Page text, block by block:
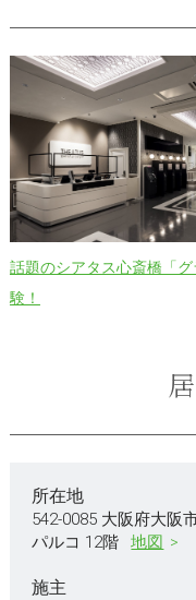
話題のシアタス心斎橋「
験！
所在地
542-0085 大阪府大
パルコ 12階
地図
施主